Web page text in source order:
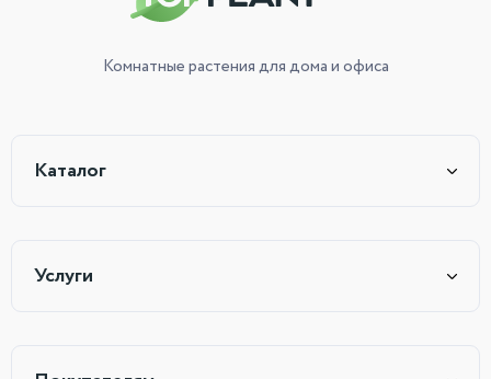
Комнатные растениядля дома и офиса
Каталог
Услуги